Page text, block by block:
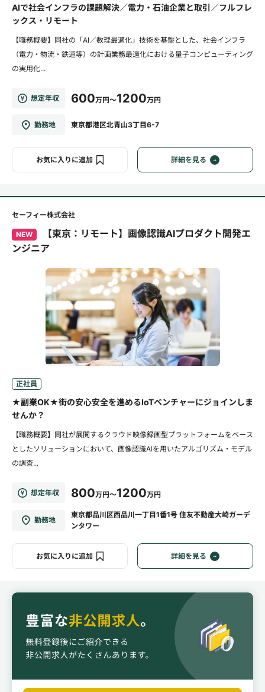
AIで社会インフラの課題解決／電力・石油企業と取引／フルフレ
ックス・リモート
【職務概要】同社の「AI／数理最適化」技術を基盤とした、社会インフラ
（電力・物流・鉄道等）の計画業務最適化における量子コンピューティング
の実用化...
想定年収 600万円～1200万円
勤務地 東京都港区北青山3丁目6-7
お気に入りに追加 詳細を見る
セーフィー株式会社
NEW
【東京：リモート】画像認識AIプロダクト開発エ
ンジニア
正社員
★副業OK★街の安心安全を進めるIoTベンチャーにジョインしま
せんか？
【職務概要】同社が展開するクラウド映像録画型プラットフォームをベース
としたソリューションにおいて、画像認識AIを用いたアルゴリズム・モデル
の調査...
想定年収 800万円～1200万円
勤務地
東京都品川区西品川一丁目1番1号 住友不動産大崎ガーデ
ンタワー
お気に入りに追加 詳細を見る